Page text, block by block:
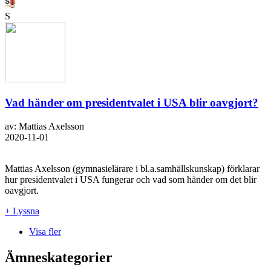
S
Vad händer om presidentvalet i USA blir oavgjort?
av: Mattias Axelsson
2020-11-01
Mattias Axelsson (gymnasielärare i bl.a.samhällskunskap) förklarar
hur presidentvalet i USA fungerar och vad som händer om det blir
oavgjort.
+ Lyssna
Visa fler
Ämneskategorier